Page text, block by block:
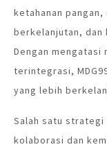
ketahanan
berkelanjutan, dan
Dengan mengatasi
terintegrasi,
yang lebih
Salah satu strategi
kolaborasi dan